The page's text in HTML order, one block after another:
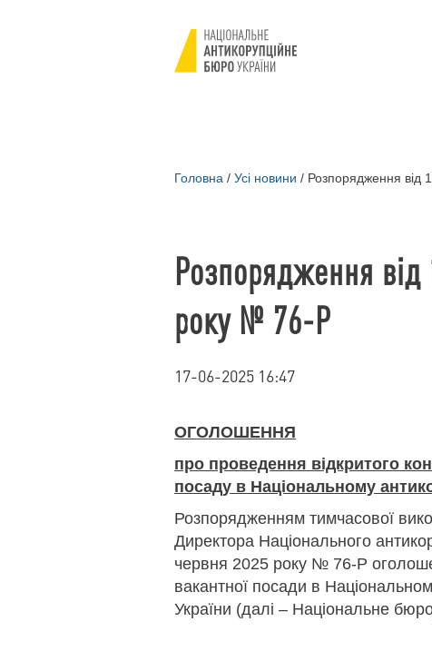
Головна / Усі новини / Розпорядження від
Розпорядження
року № 76-Р
17-06-2025 16:47
ОГОЛОШЕННЯ
про проведення відкритого
посаду в Національному
Розпорядженням тимчасової
Директора Національного
червня 2025 року № 76-Р
вакантної посади в
України (далі – Національне